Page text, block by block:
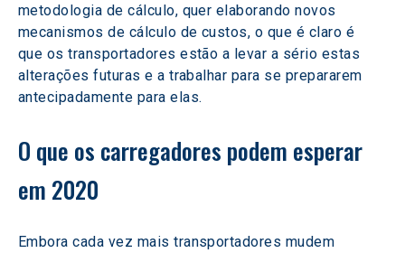
metodologia de cálculo, quer elaborando novos
mecanismos de cálculo de custos, o que é claro é
que os transportadores estão a levar a sério estas
alterações futuras e a trabalhar para se prepararem
antecipadamente para elas.
O que os carregadores podem esperar
em 2020
Embora cada vez mais transportadores mudem